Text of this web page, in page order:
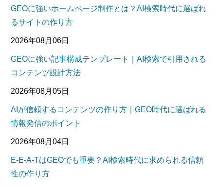
GEOに強いホームページ制作とは？AI検索時代に選ばれ
るサイトの作り方
2026年08月06日
GEOに強い記事構成テンプレート｜AI検索で引用される
コンテンツ設計方法
2026年08月05日
AIが信頼するコンテンツの作り方｜GEO時代に選ばれる
情報発信のポイント
2026年08月04日
E-E-A-TはGEOでも重要？AI検索時代に求められる信頼
性の作り方